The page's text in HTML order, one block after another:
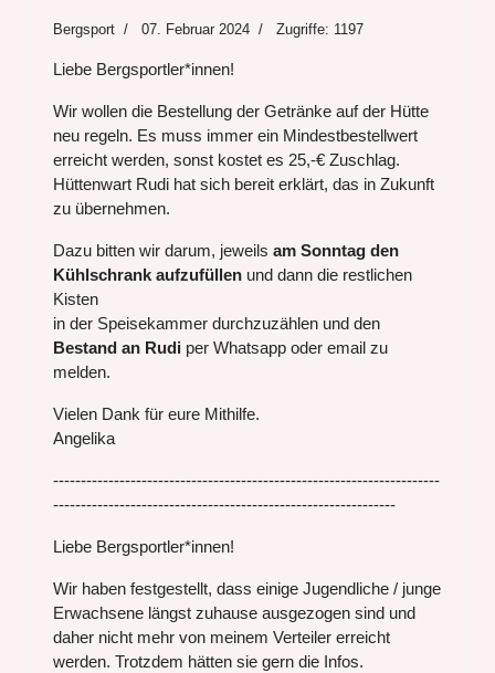
Bergsport 07. Februar 2024 Zugriffe: 1197
Liebe Bergsportler*innen!
Wir wollen die Bestellung der Getränke auf der Hütte
neu regeln. Es muss immer ein Mindestbestellwert
erreicht werden, sonst kostet es 25,-€ Zuschlag.
Hüttenwart Rudi hat sich bereit erklärt, das in Zukunft
zu übernehmen.
Dazu bitten wir darum, jeweils am Sonntag den
Kühlschrank aufzufüllen und dann die restlichen
Kisten
in der Speisekammer durchzuzählen und den
Bestand an Rudi per Whatsapp oder email zu
melden.
Vielen Dank für eure Mithilfe.
Angelika
----------------------------------------------------------------------
--------------------------------------------------------------
Liebe Bergsportler*innen!
Wir haben festgestellt, dass einige Jugendliche / junge
Erwachsene längst zuhause ausgezogen sind und
daher nicht mehr von meinem Verteiler erreicht
werden. Trotzdem hätten sie gern die Infos.